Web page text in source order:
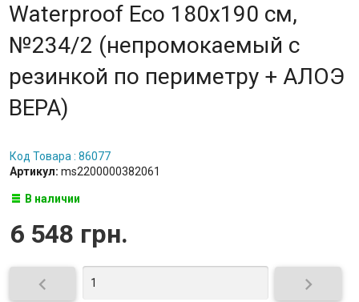
Waterproof Eco 180x190 см,
№234/2 (непромокаемый с
резинкой по периметру + АЛОЭ
ВЕРА)
Код Товара : 86077
Артикул: ms2200000382061
В наличии
6 548 грн.
 